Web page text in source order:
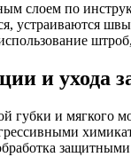
слоем по
устраиваются швы
и ухода
губки и мягкого